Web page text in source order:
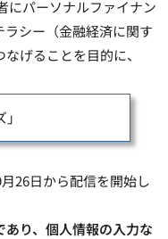
にパーソナルファイナン
ラシー（金融経済に関す
なげることを目的に、
26日から配信を開始し
り、個人情報の入力な